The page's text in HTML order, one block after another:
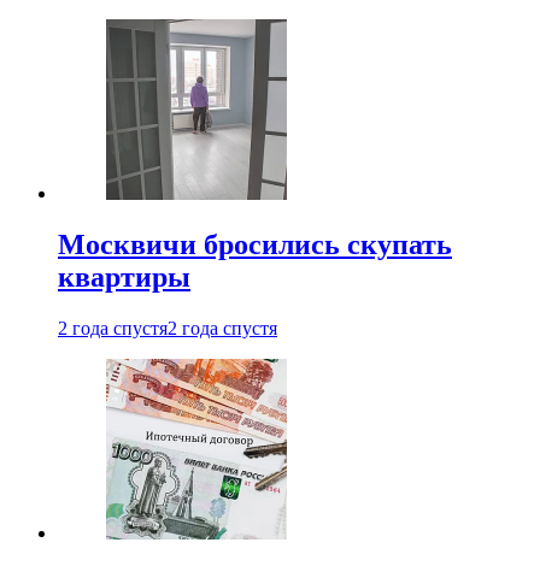
Москвичи бросились скупать
квартиры
2 года спустя2 года спустя